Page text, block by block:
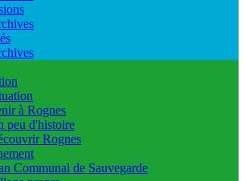
à Rognes
peu d'histoire
Rognes
Communal de Sauvegarde